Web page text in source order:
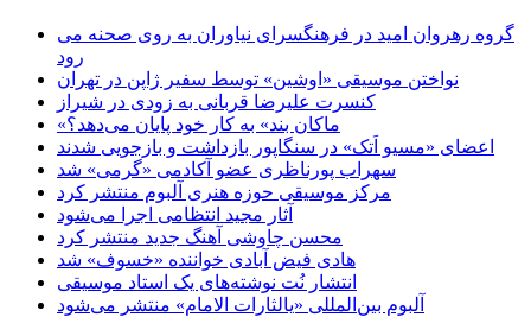
گروه رهروان امید در فرهنگسرای نیاوران به روی صحنه می
رود
نواختن موسیقی «اوشین» توسط سفیر ژاپن در تهران
کنسرت علیرضا قربانی به زودی در شیراز
«ماکان بند» به کار خود پایان می‌دهد؟
اعضای «مسیو اَتک» در سنگاپور بازداشت و بازجویی شدند
سهراب پورناظری عضو آکادمی «گرمی» شد
مرکز موسیقی حوزه هنری آلبوم منتشر کرد
آثار مجید انتظامی اجرا می‌شود
محسن چاوشی آهنگ جدید منتشر کرد
هادی فیض آبادی خواننده «خسوف» شد
انتشار نُت نوشته‌های یک استاد موسیقی
آلبوم بین‌المللی «یالثارات الامام» منتشر می‌شود